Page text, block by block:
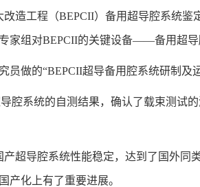
造工程（BEPCII）备用超导腔系统
家组对BEPCII的关键设备——备用超
员做的“BEPCII超导备用腔系统研制
腔系统的自测结果，确认了载束测试
超导腔系统性能稳定，达到了国外同
产化上有了重要进展。